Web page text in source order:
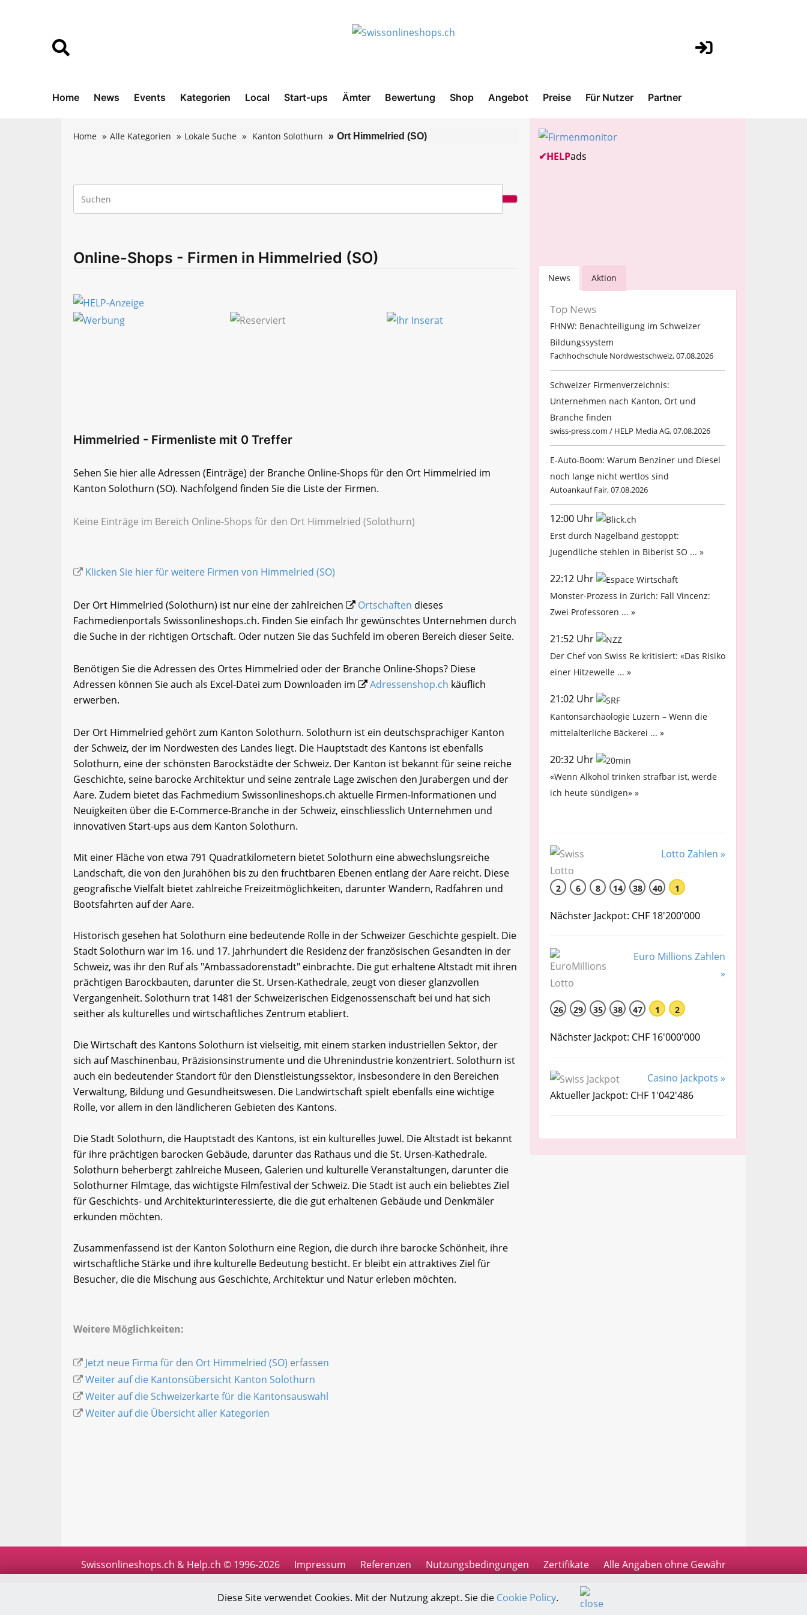
Home News Events Kategorien Local Start-ups Ämter Bewertung Shop Angebot Preise Für Nutzer Partner
Home Alle Kategorien Lokale Suche Kanton Solothurn Ort Himmelried (SO)
Online-Shops - Firmen in Himmelried (SO)
Himmelried - Firmenliste mit 0 Treffer
Sehen Sie hier alle Adressen (Einträge) der Branche Online-Shops für den Ort Himmelried im
Kanton Solothurn (SO). Nachfolgend finden Sie die Liste der Firmen.
Keine Einträge im Bereich Online-Shops für den Ort Himmelried (Solothurn)
Klicken Sie hier für weitere Firmen von Himmelried (SO)
Der Ort Himmelried (Solothurn) ist nur eine der zahlreichen Ortschaften dieses
Fachmedienportals Swissonlineshops.ch. Finden Sie einfach Ihr gewünschtes Unternehmen durch
die Suche in der richtigen Ortschaft. Oder nutzen Sie das Suchfeld im oberen Bereich dieser Seite.
Benötigen Sie die Adressen des Ortes Himmelried oder der Branche Online-Shops? Diese
Adressen können Sie auch als Excel-Datei zum Downloaden im
Adressenshop.ch käuflich
erwerben.
Der Ort Himmelried gehört zum Kanton Solothurn. Solothurn ist ein deutschsprachiger Kanton
der Schweiz, der im Nordwesten des Landes liegt. Die Hauptstadt des Kantons ist ebenfalls
Solothurn, eine der schönsten Barockstädte der Schweiz. Der Kanton ist bekannt für seine reiche
Geschichte, seine barocke Architektur und seine zentrale Lage zwischen den Jurabergen und der
Aare. Zudem bietet das Fachmedium Swissonlineshops.ch aktuelle Firmen-Informationen und
Neuigkeiten über die E-Commerce-Branche in der Schweiz, einschliesslich Unternehmen und
innovativen Start-ups aus dem Kanton Solothurn.
Mit einer Fläche von etwa 791 Quadratkilometern bietet Solothurn eine abwechslungsreiche
Landschaft, die von den Jurahöhen bis zu den fruchtbaren Ebenen entlang der Aare reicht. Diese
geografische Vielfalt bietet zahlreiche Freizeitmöglichkeiten, darunter Wandern, Radfahren und
Bootsfahrten auf der Aare.
Historisch gesehen hat Solothurn eine bedeutende Rolle in der Schweizer Geschichte gespielt. Die
Stadt Solothurn war im 16. und 17. Jahrhundert die Residenz der französischen Gesandten in der
Schweiz, was ihr den Ruf als "Ambassadorenstadt" einbrachte. Die gut erhaltene Altstadt mit ihren
prächtigen Barockbauten, darunter die St. Ursen-Kathedrale, zeugt von dieser glanzvollen
Vergangenheit. Solothurn trat 1481 der Schweizerischen Eidgenossenschaft bei und hat sich
seither als kulturelles und wirtschaftliches Zentrum etabliert.
Die Wirtschaft des Kantons Solothurn ist vielseitig, mit einem starken industriellen Sektor, der
sich auf Maschinenbau, Präzisionsinstrumente und die Uhrenindustrie konzentriert. Solothurn ist
auch ein bedeutender Standort für den Dienstleistungssektor, insbesondere in den Bereichen
Verwaltung, Bildung und Gesundheitswesen. Die Landwirtschaft spielt ebenfalls eine wichtige
Rolle, vor allem in den ländlicheren Gebieten des Kantons.
Die Stadt Solothurn, die Hauptstadt des Kantons, ist ein kulturelles Juwel. Die Altstadt ist bekannt
für ihre prächtigen barocken Gebäude, darunter das Rathaus und die St. Ursen-Kathedrale.
Solothurn beherbergt zahlreiche Museen, Galerien und kulturelle Veranstaltungen, darunter die
Solothurner Filmtage, das wichtigste Filmfestival der Schweiz. Die Stadt ist auch ein beliebtes Ziel
für Geschichts- und Architekturinteressierte, die die gut erhaltenen Gebäude und Denkmäler
erkunden möchten.
Zusammenfassend ist der Kanton Solothurn eine Region, die durch ihre barocke Schönheit, ihre
wirtschaftliche Stärke und ihre kulturelle Bedeutung besticht. Er bleibt ein attraktives Ziel für
Besucher, die die Mischung aus Geschichte, Architektur und Natur erleben möchten.
Weitere Möglichkeiten:
Jetzt neue Firma für den Ort Himmelried (SO) erfassen
Weiter auf die Kantonsübersicht Kanton Solothurn
Weiter auf die Schweizerkarte für die Kantonsauswahl
Weiter auf die Übersicht aller Kategorien
✔HELPads
News Aktion
Top News
FHNW: Benachteiligung im Schweizer
Bildungssystem
Fachhochschule Nordwestschweiz, 07.08.2026
Schweizer Firmenverzeichnis:
Unternehmen nach Kanton, Ort und
Branche finden
swiss-press.com / HELP Media AG, 07.08.2026
E-Auto-Boom: Warum Benziner und Diesel
noch lange nicht wertlos sind
Autoankauf Fair, 07.08.2026
12:00 Uhr
Erst durch Nagelband gestoppt:
Jugendliche stehlen in Biberist SO ... »
22:12 Uhr
Monster-Prozess in Zürich: Fall Vincenz:
Zwei Professoren ... »
21:52 Uhr
Der Chef von Swiss Re kritisiert: «Das Risiko
einer Hitzewelle ... »
21:02 Uhr
Kantonsarchäologie Luzern – Wenn die
mittelalterliche Bäckerei ... »
20:32 Uhr
«Wenn Alkohol trinken strafbar ist, werde
ich heute sündigen» »
Lotto Zahlen »
2 6 8 14 38 40 1
Nächster Jackpot: CHF 18'200'000
Euro Millions Zahlen
»
26 29 35 38 47 1 2
Nächster Jackpot: CHF 16'000'000
Casino Jackpots »
Aktueller Jackpot: CHF 1'042'486
Swissonlineshops.ch & Help.ch © 1996-2026 Impressum Referenzen Nutzungsbedingungen Zertifikate Alle Angaben ohne Gewähr
Diese Site verwendet Cookies. Mit der Nutzung akzept. Sie die Cookie Policy.